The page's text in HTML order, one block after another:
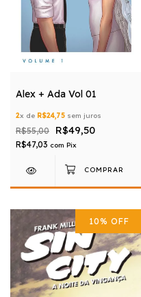
Alex + Ada Vol 01
2x de R$24,75 sem juros
R$55,00 R$49,50
R$47,03 com Pix
10% OFF